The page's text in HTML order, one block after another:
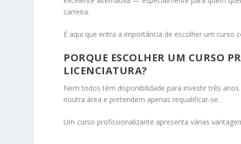
carreira.
É aqui que entra a importância de escolher um
PORQUE ESCOLHER UM CURSO
LICENCIATURA?
Nem todos têm disponibilidade para investir três
noutra área e pretendem apenas requalificar-se.
Um curso profissionalizante apresenta várias